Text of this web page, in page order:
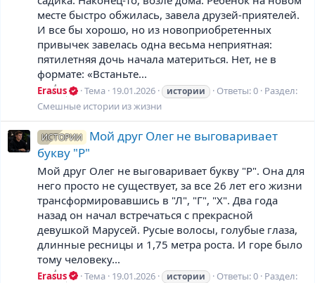
месте быстро обжилась, завела друзей-приятелей.
И все бы хорошо, но из новоприобретенных
привычек завелась одна весьма неприятная:
пятилетняя дочь начала материться. Нет, не в
формате: «Встаньте...
Erasus Тема 19.01.2026 истории Ответы: 0 Раздел:
Смешные истории из жизни
ИСТОРИИ
Мой друг Олег не выговаривает
букву "Р"
Мой друг Олег не выговаривает букву "Р". Она для
него просто не существует, за все 26 лет его жизни
трансформировавшись в "Л", "Г", "Х". Два года
назад он начал встречаться с прекрасной
девушкой Марусей. Русые волосы, голубые глаза,
длинные ресницы и 1,75 метра роста. И горе было
тому человеку...
Erasus Тема 19.01.2026 истории Ответы: 0 Раздел: